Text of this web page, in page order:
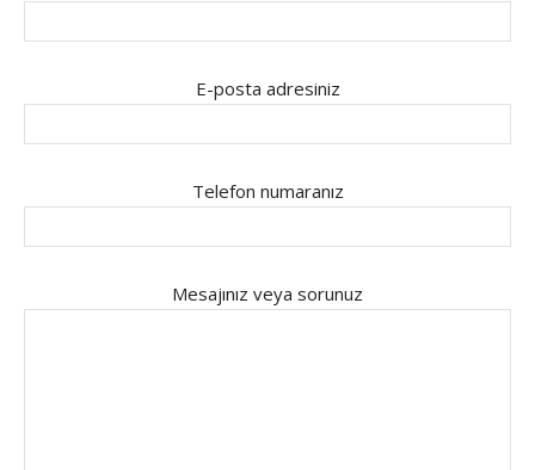
E-posta adresiniz
Telefon numaranız
Mesajınız veya sorunuz